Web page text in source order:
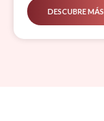
DESCUBRE MÁS